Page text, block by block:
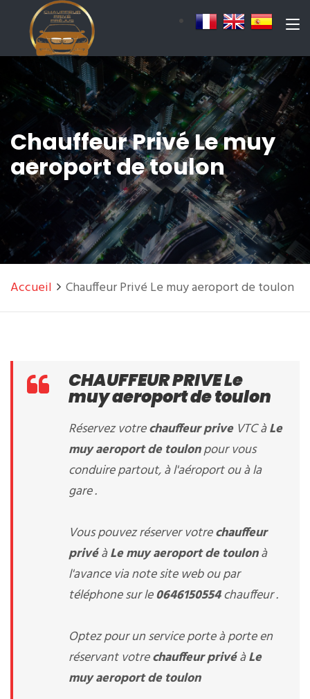
Chauffeur Privé Le muy
aeroport de toulon
Accueil Chauffeur Privé Le muy aeroport de toulon
CHAUFFEUR PRIVE Le
muy aeroport de toulon
Réservez votrechauffeur priveVTC àLe
muy aeroport de toulonpour vous
conduire partout, à l'aéroport ou à la
gare .
Vous pouvez réserver votrechauffeur
privéàLe muy aeroport de toulonà
l'avance via note site web ou par
téléphone sur le0646150554chauffeur .
Optez pour un service porte à porte en
réservant votrechauffeur privéàLe
muy aeroport de toulon